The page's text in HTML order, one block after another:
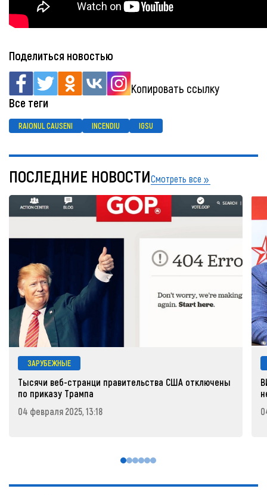
Поделиться новостью
Копировать ссылку
Все теги
RAIONUL CAUSENI INCENDIU IGSU
ПОСЛЕДНИЕ НОВОСТИСмотреть все
ЗАРУБЕЖНЫЕ
Тысячи веб-странци правительства США отключены
по приказу Трампа
04 февраля 2025, 13:18